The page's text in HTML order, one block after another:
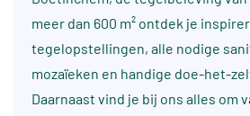
meer dan 600 m² ontdek je
tegelopstellingen, alle nodige
mozaïeken en handige doe-het-
Daarnaast vind je bij ons alles om